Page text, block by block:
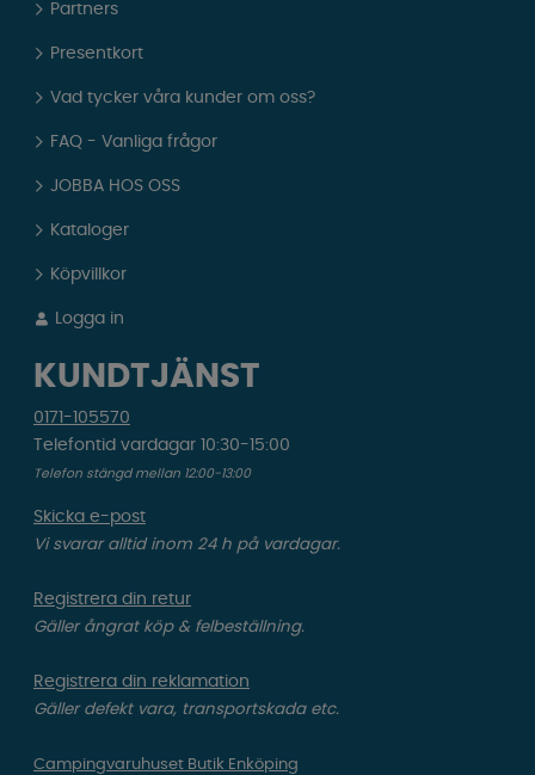
Partners
Presentkort
Vad tycker våra kunder om oss?
FAQ - Vanliga frågor
JOBBA HOS OSS
Kataloger
Köpvillkor
Logga in
KUNDTJÄNST
0171-105570
Telefontid vardagar 10:30-15:00
Telefon stängd mellan 12:00-13:00
Skicka e-post
Vi svarar alltid inom 24 h på vardagar.
Registrera din retur
Gäller ångrat köp & felbeställning.
Registrera din reklamation
Gäller defekt vara, transportskada etc.
Campingvaruhuset Butik Enköping